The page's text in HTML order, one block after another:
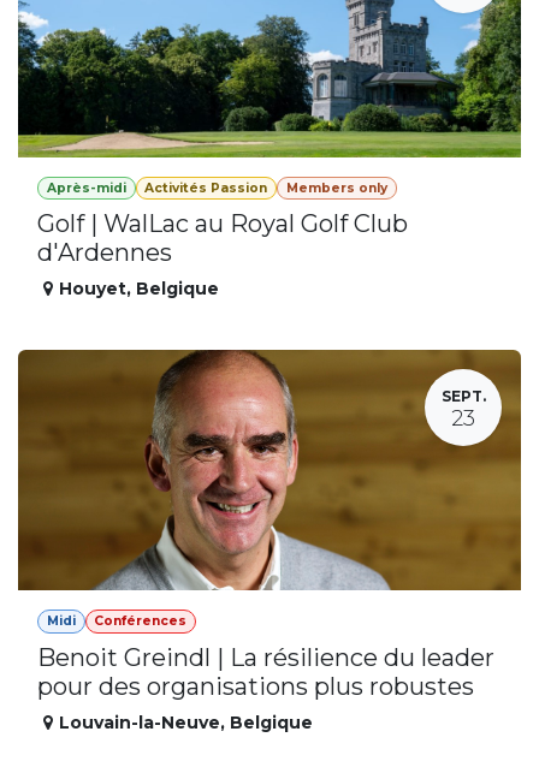
Après-midi Activités Passion Members only
Golf | WalLac au Royal Golf Club
d'Ardennes
Houyet, Belgique
SEPT.
23
Midi Conférences
Benoit Greindl | La résilience du leader
pour des organisations plus robustes
Louvain-la-Neuve, Belgique